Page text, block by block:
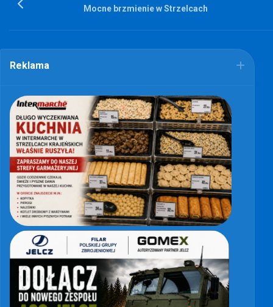
Mocne brzmienie w Strzelcach
Reklama